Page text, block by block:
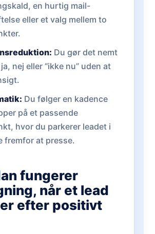
en hurtig mail-
eller et valg mellem to
Du gør det nemt
nej eller “ikke nu” uden at
Du følger en kadence
på et passende
hvor du parkerer leadet i
fremfor at presse.
fungerer
når et lead
efter positivt